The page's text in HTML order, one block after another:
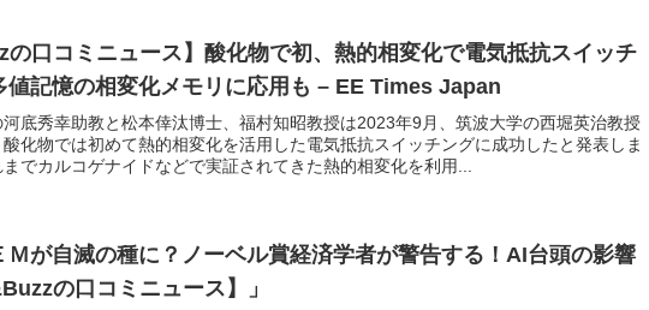
の口コミニュース】酸化物で初、熱的相変化で電気抵抗スイッチ
値記憶の相変化メモリに応用も – EE Times Japan
底秀幸助教と松本倖汰博士、福村知昭教授は2023年9月、筑波大学の西堀英治教授
酸化物では初めて熱的相変化を活用した電気抵抗スイッチングに成功したと発表しま
までカルコゲナイドなどで実証されてきた熱的相変化を利用...
Ｍが自滅の種に？ノーベル賞経済学者が警告する！AI台頭の影響
の口コミニュース】」